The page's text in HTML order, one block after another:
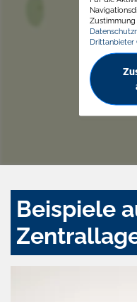
Zustimmung
Drittanbieter
Beispiele